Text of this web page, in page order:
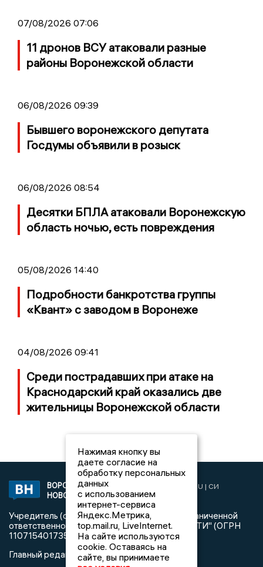
07/08/2026 07:06
11 дронов ВСУ атаковали разные
районы Воронежской области
06/08/2026 09:39
Бывшего воронежского депутата
Госдумы объявили в розыск
06/08/2026 08:54
Десятки БПЛА атаковали Воронежскую
область ночью, есть повреждения
05/08/2026 14:40
Подробности банкротства группы
«Квант» с заводом в Воронеже
04/08/2026 09:41
Среди пострадавших при атаке на
Краснодарский край оказались две
жительницы Воронежской области
ВОРОНЕЖСКИЕ
НОВОСТИ
2019 © VORONEZHNEWS.RU | СИ
«Воронежские новости»
Учредитель (соучредители): Общество с ограниченной
ответственностью "РЕГИОНАЛЬНЫЕ НОВОСТИ" (ОГРН
1107154017354)
Главный редактор: Пирогов А.А.
Нажимая кнопку вы
даете согласие на
обработку персональных
данных
с использованием
интернет-сервиса
Яндекс.Метрика,
top.mail.ru, LiveInternet.
На сайте используются
cookie. Оставаясь на
сайте, вы принимаете